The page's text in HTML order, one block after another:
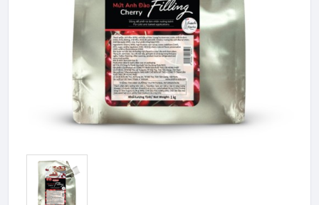
Bột - Sữa - Thạch
TRÁI CÂY ĐÓNG HỘP (CANNED
Bột - Sữa - Thạch
Đào Ngâm - Trái Cây Hộp
Máy Móc Dụng Cụ